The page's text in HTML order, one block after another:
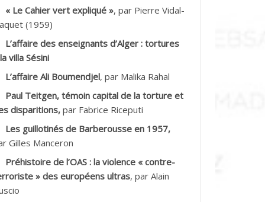
Ali
Tahar
Ramdane *
Baghdad*
Boualem*
« Le Cahier vert expliqué », par Pierre Vidal-
(1959)
L’affaire des enseignants d’Alger : tortures
villa Sésini
L’affaire Ali Boumendjel, par Malika Rahal
Paul Teitgen, témoin capital de la torture et
disparitions, par Fabrice Riceputi
Les guillotinés de Barberousse en 1957,
Gilles Manceron
Préhistoire de l’OAS : la violence « contre-
» des européens ultras, par Alain